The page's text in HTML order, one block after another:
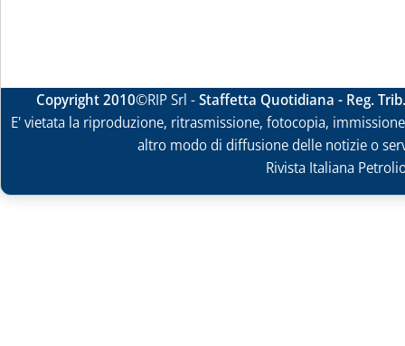
Copyright 2010©RIP Srl -Staffetta Quotidiana - Reg.
E' vietata la riproduzione, ritrasmissione, fotocopia,
altro modo di diffusione delle notizie o
Rivista Italiana